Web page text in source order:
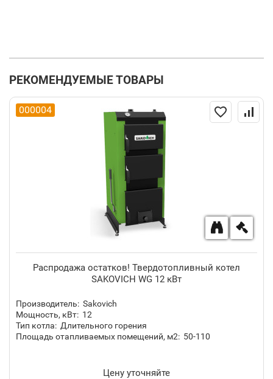
РЕКОМЕНДУЕМЫЕ ТОВАРЫ
000004
Распродажа остатков! Твердотопливный котел
SAKOVICH WG 12 кВт
Производитель: Sakovich
Мощность, кВт: 12
Тип котла: Длительного горения
Площадь отапливаемых помещений, м2: 50-110
Цену уточняйте